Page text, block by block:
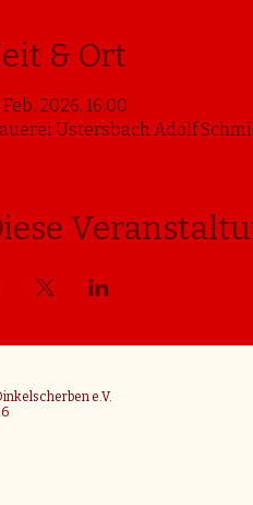
& Ort
Feb. 2026, 16:00
Ustersbach Adolf
e.V.